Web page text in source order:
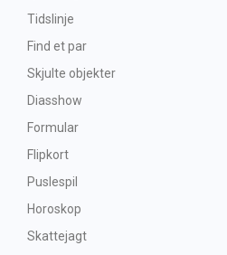
Tidslinje
Find et par
Skjulte objekter
Diasshow
Formular
Flipkort
Puslespil
Horoskop
Skattejagt